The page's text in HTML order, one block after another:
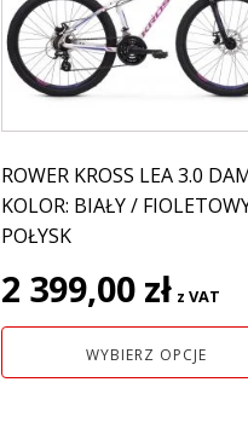
ROWER KROSS LEA 3.0
KOLOR: BIAŁY /
POŁYSK
2 399,00 zł z VAT
WYBIERZ OPCJE
wiele
wariantów.
Opcje
wybrać
na
stronie
produktu